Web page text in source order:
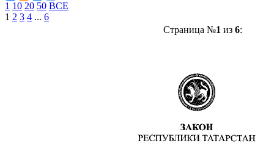
1 10 20 50 ВСЕ
1 2 3 4 ... 6
Страница №1 из 6: